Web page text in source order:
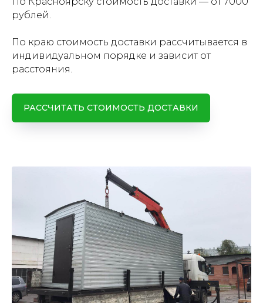
рублей.
По краю стоимость доставки рассчитывается в
индивидуальном порядке и зависит от
расстояния.
РАССЧИТАТЬ СТОИМОСТЬ ДОСТАВКИ